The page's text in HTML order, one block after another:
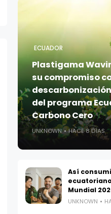
ECUADOR
Plastigama
su compromiso
del programa
Carbono Cero
UNKNOWN HACE 8 DÍAS
Así
Mundial
UNKNOWN